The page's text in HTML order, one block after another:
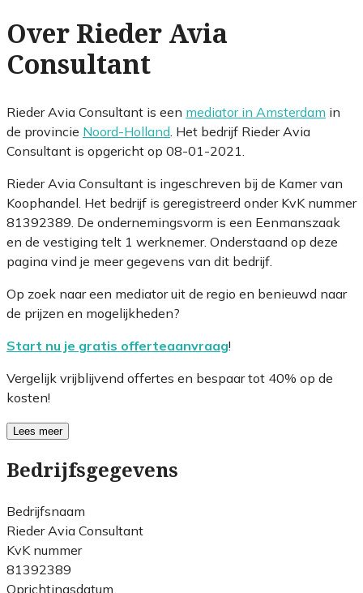
Over Rieder Avia
Consultant
Rieder Avia Consultant is een mediator in Amsterdam in
de provincie Noord-Holland . Het bedrijf Rieder Avia
Consultant is opgericht op 08-01-2021.
Rieder Avia Consultant is ingeschreven bij de Kamer van
Koophandel. Het bedrijf is geregistreerd onder KvK nummer
81392389. De ondernemingsvorm is een Eenmanszaak
en de vestiging telt 1 werknemer. Onderstaand op deze
pagina vind je meer gegevens van dit bedrijf.
Op zoek naar een mediator uit de regio en benieuwd naar
de prijzen en mogelijkheden?
Start nu je gratis offerteaanvraag!
Vergelijk vrijblijvend offertes en bespaar tot 40% op de
kosten!
Lees meer
Bedrijfsgegevens
Bedrijfsnaam
Rieder Avia Consultant
KvK nummer
81392389
Oprichtingsdatum